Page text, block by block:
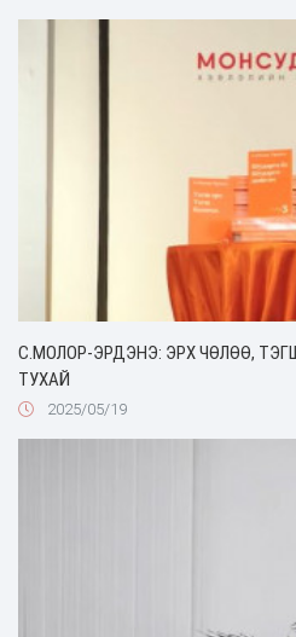
C.МОЛОР-ЭРДЭНЭ: ЭРХ ЧӨЛӨӨ,
ТУХАЙ
2025/05/19